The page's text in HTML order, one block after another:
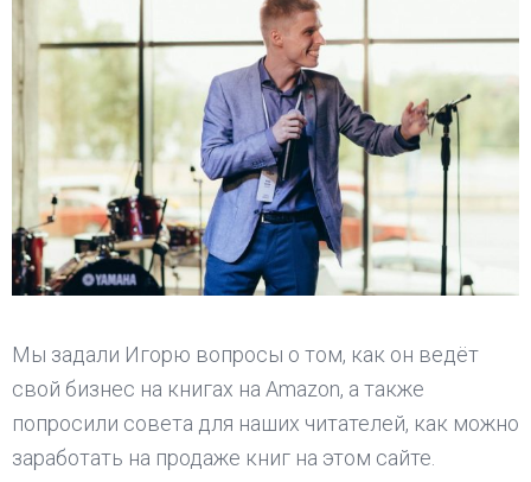
Мы задали Игорю вопросы о том, как он ведёт
свой бизнес на книгах на Amazon, а также
попросили совета для наших читателей, как можно
заработать на продаже книг на этом сайте.